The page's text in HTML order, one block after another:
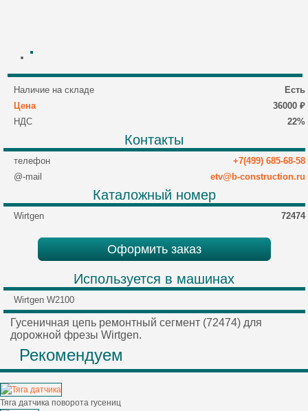
Наличие на складе
Есть
Цена
36000 ₽
НДС
22%
Контакты
телефон
+7(499) 685-68-58
@-mail
etv@b-construction.ru
Каталожный номер
Wirtgen 72474
Оформить заказ
Используется в машинах
Wirtgen W2100
Гусеничная цепь ремонтный сегмент (72474) для
дорожной фрезы Wirtgen.
Рекомендуем
Тяга датчика поворота гусениц